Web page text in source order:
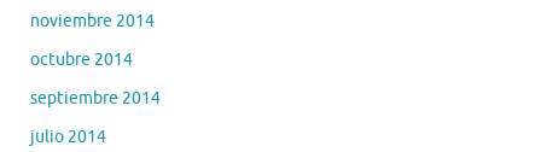
noviembre 2014
octubre 2014
septiembre 2014
julio 2014